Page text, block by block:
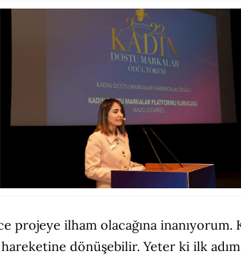
projeye ilham olacağına inanıyorum.
dönüşebilir. Yeter ki ilk adım